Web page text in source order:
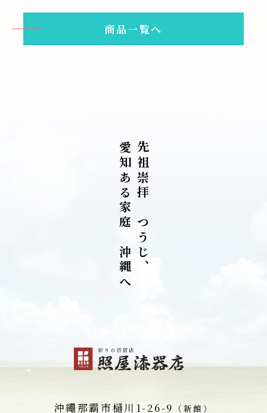
商品一覧へ
先
祖
崇
拝
つ
う
じ
、
愛
知
あ
る
家
庭
沖
縄
へ
沖繩那霸市樋川1-26-9 （新館）